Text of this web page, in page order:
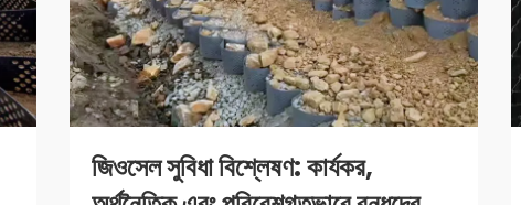
জিওসেল সুবিধা বিশ্লেষণ: কার্যকর,